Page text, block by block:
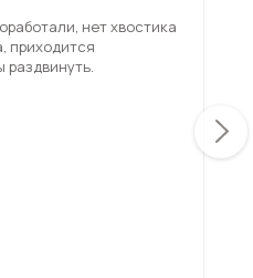
нет хвостика
раздвинуть.